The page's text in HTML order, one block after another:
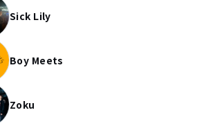
Sick Lily
Boy Meets
Zoku